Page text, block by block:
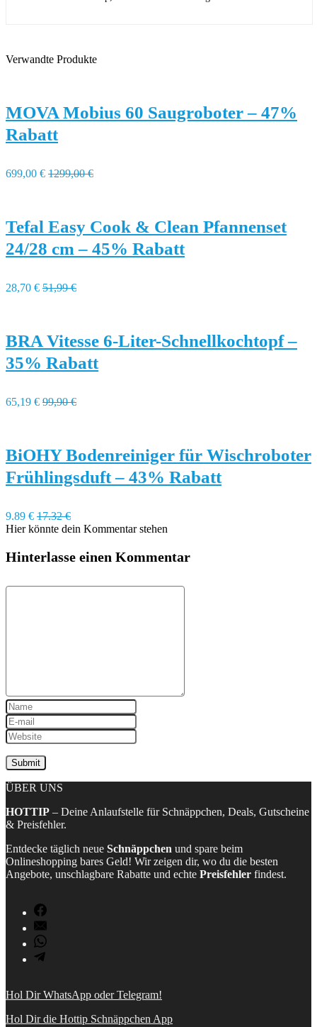
Verwandte Produkte
MOVA Mobius 60 Saugroboter – 47%
Rabatt
699,00 € 1299,00 €
Tefal Easy Cook & Clean Pfannenset
24/28 cm – 45% Rabatt
28,70 € 51,99 €
BRA Vitesse 6-Liter-Schnellkochtopf –
35% Rabatt
65,19 € 99,90 €
BiOHY Bodenreiniger für Wischroboter
Frühlingsduft – 43% Rabatt
9.89 € 17.32 €
Hier könnte dein Kommentar stehen
Hinterlasse einen Kommentar
ÜBER UNS
HOTTIP – Deine Anlaufstelle für Schnäppchen, Deals, Gutscheine
& Preisfehler.
Entdecke täglich neue Schnäppchen und spare beim
Onlineshopping bares Geld! Wir zeigen dir, wo du die besten
Angebote, unschlagbare Rabatte und echte Preisfehler findest.
Hol Dir WhatsApp oder Telegram!
Hol Dir die Hottip Schnäppchen App